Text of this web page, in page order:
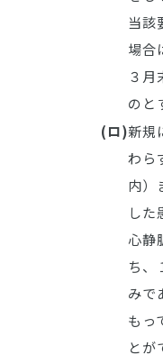
当該
場合
３月
のと
(ロ)新規
わら
内）
した
心静
ち、
みで
もっ
とが